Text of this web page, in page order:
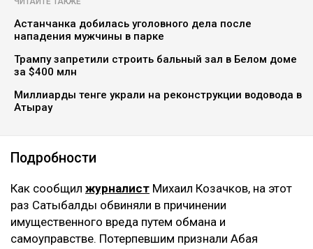
Астанчанка добилась уголовного дела после
нападения мужчины в парке
Трампу запретили строить бальный зал в Белом доме
за $400 млн
Миллиарды тенге украли на реконструкции водовода в
Атырау
Подробности
Как сообщил журналист Михаил Козачков, на этот
раз Сатыбалды обвиняли в причинении
имущественного вреда путем обмана и
самоуправстве. Потерпевшим признали Абая